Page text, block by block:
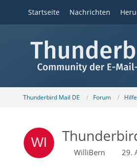
Startseite Nachrichten
Thunderbird Mail DE Forum
WilliBern 29.